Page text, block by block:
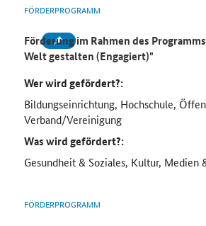
FÖRDERPROGRAMM
Förderung im Rahmen des
Welt gestalten (Engagiert)"
Wer wird gefördert?:
Bildungseinrichtung, Hochschule,
Verband/Vereinigung
Was wird gefördert?:
Gesundheit & Soziales, Kultur, Medien
FÖRDERPROGRAMM